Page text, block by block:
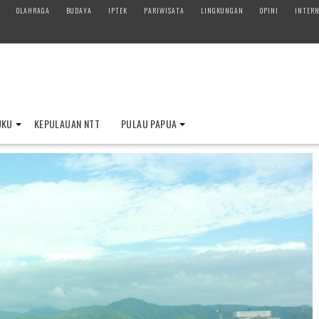
OLAHRAGA BUDAYA IPTEK PARIWISATA LINGKUNGAN OPINI
KEPULAUAN NTT PULAU PAPUA